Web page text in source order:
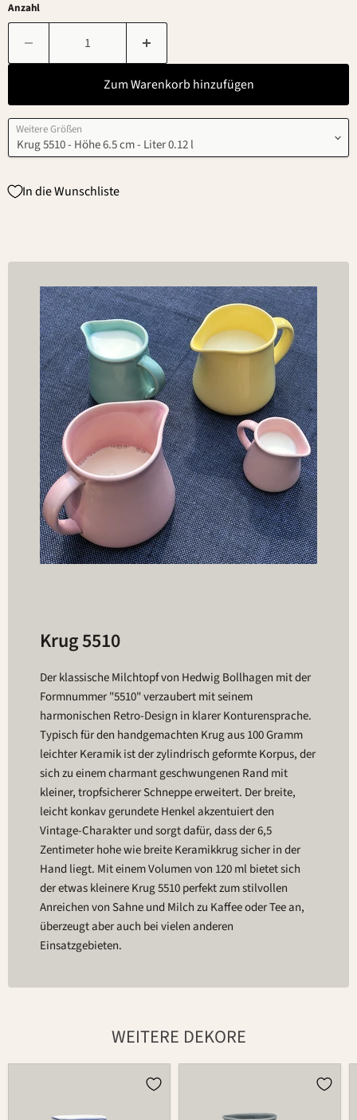
Anzahl
Zum Warenkorb hinzufügen
Weitere Größen
In die Wunschliste
Krug 5510
Der klassische Milchtopf von Hedwig Bollhagen mit der
Formnummer "5510" verzaubert mit seinem
harmonischen Retro-Design in klarer Konturensprache.
Typisch für den handgemachten Krug aus 100 Gramm
leichter Keramik ist der zylindrisch geformte Korpus, der
sich zu einem charmant geschwungenen Rand mit
kleiner, tropfsicherer Schneppe erweitert. Der breite,
leicht konkav gerundete Henkel akzentuiert den
Vintage-Charakter und sorgt dafür, dass der 6,5
Zentimeter hohe wie breite Keramikkrug sicher in der
Hand liegt. Mit einem Volumen von 120 ml bietet sich
der etwas kleinere Krug 5510 perfekt zum stilvollen
Anreichen von Sahne und Milch zu Kaffee oder Tee an,
überzeugt aber auch bei vielen anderen
Einsatzgebieten.
WEITERE DEKORE